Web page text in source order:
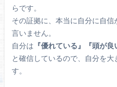
らです。
その証拠に、本当に自分に自
言いません。
自分は 『優れている』『頭が
と確信しているので、自分を
す。